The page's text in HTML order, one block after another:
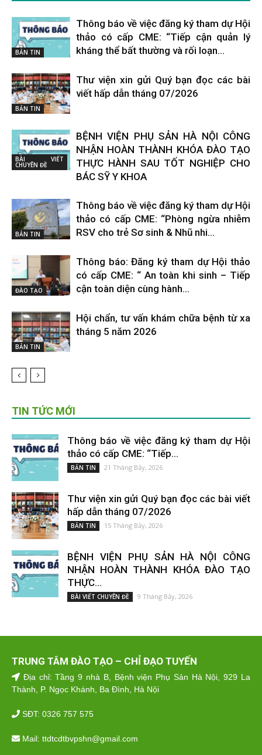
BẢN TIN
Thông báo về việc đăng ký tham dự Hội
thảo có cấp CME: “Tiếp cận quản lý
kháng thể bất thường và rối loạn...
BẢN TIN
Thư viện xin gửi Quý bạn đọc các bài
viết hấp dẫn tháng 07/2026
BÀI VIẾT
CHUYÊN ĐỀ
BỆNH VIỆN PHỤ SẢN HÀ NỘI CÔNG
NHẬN HOÀN THÀNH KHÓA ĐÀO TẠO
THỰC HÀNH SAU TỐT NGHIỆP CHO
BÁC SỸ Y KHOA
BẢN TIN
Thông báo về việc đăng ký tham dự Hội
thảo có cấp CME: “Phòng ngừa nhiễm
RSV cho trẻ Sơ sinh & Nhũ nhi...
ĐÀO TẠO
Thông báo: Đăng ký tham dự Hội thảo
có cấp CME: “ An toàn khi sinh – Tiếp
cận toàn diện cùng hành...
BẢN TIN
Hội chẩn, tư vấn khám chữa bệnh từ xa
tháng 5 năm 2026
TIN TỨC MỚI
Thông báo về việc đăng ký tham dự Hội
thảo có cấp CME: “Tiếp...
BẢN TIN 21 Tháng Bảy, 2026
Thư viện xin gửi Quý bạn đọc các bài viết
hấp dẫn tháng 07/2026
BẢN TIN 15 Tháng Bảy, 2026
BỆNH VIỆN PHỤ SẢN HÀ NỘI CÔNG
NHẬN HOÀN THÀNH KHÓA ĐÀO TẠO
THỰC...
BÀI VIẾT CHUYÊN ĐỀ 9 Tháng Bảy, 2026
TRUNG TÂM ĐÀO TẠO – CHỈ ĐẠO TUYẾN
Địa chỉ: Tầng 9 nhà B, Bệnh viện Phụ Sản Hà Nội, 929 La
Thành, P. Ngọc Khánh, Ba Đình, Hà Nội
SĐT: 0326 757 575
Mail: ttdtcdtbvpshn@gmail.com